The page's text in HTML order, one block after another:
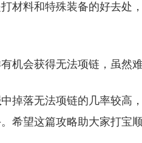
材料和特殊装备的好去处
机会获得无法项链，虽然
中掉落无法项链的几率较高
希望这篇攻略助大家打宝